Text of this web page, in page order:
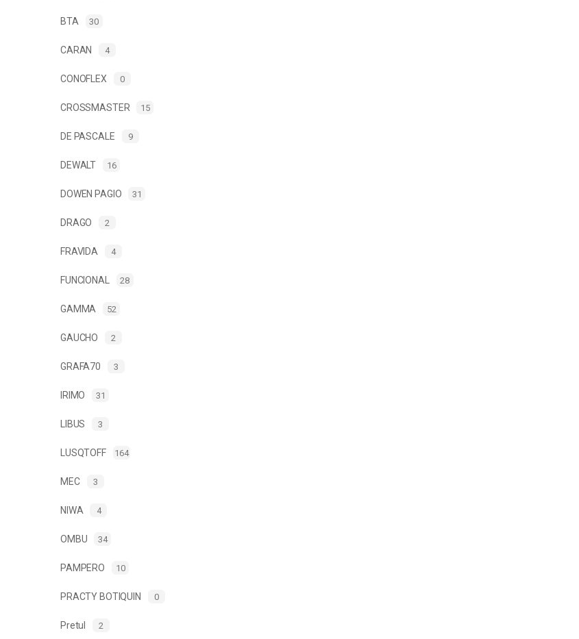
BTA 30
CARAN 4
CONOFLEX 0
CROSSMASTER 15
DE PASCALE 9
DEWALT 16
DOWEN PAGIO 31
DRAGO 2
FRAVIDA 4
FUNCIONAL 28
GAMMA 52
GAUCHO 2
GRAFA70 3
IRIMO 31
LIBUS 3
LUSQTOFF 164
MEC 3
NIWA 4
OMBU 34
PAMPERO 10
PRACTY BOTIQUIN 0
Pretul 2